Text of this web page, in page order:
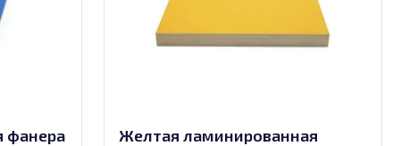
фанера
Желтая ламинированная